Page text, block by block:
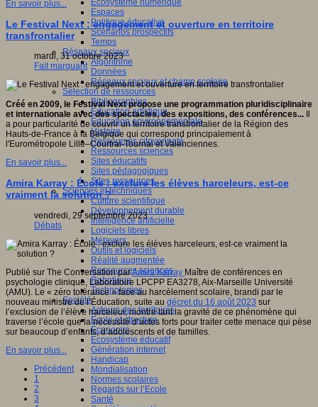
Ecosystème numérique
Espaces
Politique éducative
Scénarios prospectifs
Temps
Réseaux sociaux
Algorithme
Données
Réseaux sociaux et champ scolaire
Sélection de ressources
Bibliographies
Education artistique
Education environnementale
Histoire
Ressources citoyenneté
Ressources sciences
Sites éducatifs
Sites pédagogiques
Sites ressources
Sciences et techniques
Culture scientifique
Développement durable
Intelligence artificielle
Logiciels libres
Métavers
Outils et logiciels
Réalité augmentée
Ressources sciences
Robotique
Technologies
Société
Acteurs des territoires
Ecole et structure
Economie
Ecosystème éducatif
Génération internet
Handicap
Mondialisation
Normes scolaires
Regards sur l’Ecole
Santé
En savoir plus...
Le Festival Next : engagement et ouverture en territoire
transfrontalier
mardi, 31 octobre 2023
Fait marquant
Créé en 2009, le Festival Next propose une programmation pluridisciplinaire
et internationale avec des spectacles, des expositions, des conférences...
a pour particularité de couvrir un territoire transfrontalier de la Région des
Hauts-de-France à la Belgique qui correspond principalement à
l'Eurométropole Lille–Courtrai-Tournai et Valenciennes.
En savoir plus...
Amira Karray : École : exclure les élèves harceleurs, est-ce
vraiment la solution ?
vendredi, 29 septembre 2023
Débats
Publié sur The Conversation parAmira Karray Maître de conférences en
psychologie clinique, Laboratoire LPCPP EA3278, Aix-Marseille Université
(AMU). Le « zéro tolérance » face au harcèlement scolaire, brandi par le
nouveau ministre de l’Éducation, suite au décret du 16 août 2023 sur
l’exclusion de l’élève harceleur, montre tant la gravité de ce phénomène qui
traverse l’école que la nécessité d’actes forts pour traiter cette menace qui pèse
sur beaucoup d’enfants, d’adolescents et de familles.
En savoir plus...
Précédent
1
2
3